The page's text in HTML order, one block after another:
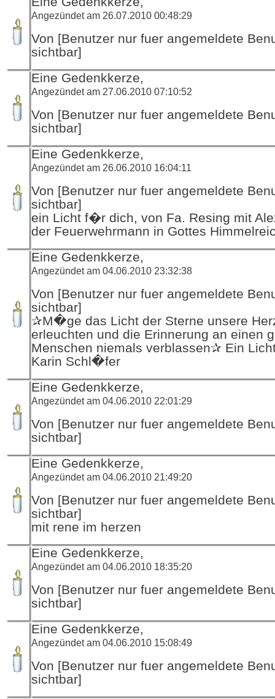
Angezündet am 26.07.2010 00:48:29
Von [Benutzer nur fuer angemeldete
sichtbar]
Eine Gedenkkerze,
Angezündet am 27.06.2010 07:10:52
Von [Benutzer nur fuer angemeldete
sichtbar]
Eine Gedenkkerze,
Angezündet am 26.06.2010 16:04:11
Von [Benutzer nur fuer angemeldete
sichtbar]
ein Licht f�r dich, von Fa. Resing mit
der Feuerwehrmann in Gottes
Eine Gedenkkerze,
Angezündet am 04.06.2010 23:32:38
Von [Benutzer nur fuer angemeldete
sichtbar]
✰M�ge das Licht der Sterne unsere
erleuchten und die Erinnerung an einen
Menschen niemals verblassen✰ Ein
Karin Schl�fer
Eine Gedenkkerze,
Angezündet am 04.06.2010 22:01:29
Von [Benutzer nur fuer angemeldete
sichtbar]
Eine Gedenkkerze,
Angezündet am 04.06.2010 21:49:20
Von [Benutzer nur fuer angemeldete
sichtbar]
mit rene im herzen
Eine Gedenkkerze,
Angezündet am 04.06.2010 18:35:20
Von [Benutzer nur fuer angemeldete
sichtbar]
Eine Gedenkkerze,
Angezündet am 04.06.2010 15:08:49
Von [Benutzer nur fuer angemeldete
sichtbar]